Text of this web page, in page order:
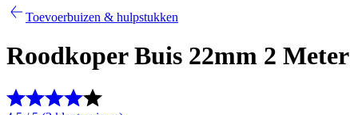
Toevoerbuizen & hulpstukken
Roodkoper Buis 22mm 2 Meter